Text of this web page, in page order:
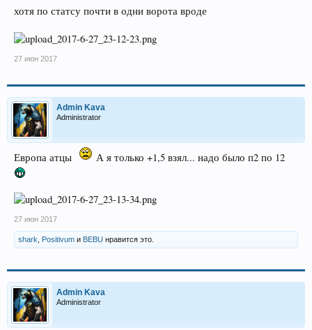
хотя по статсу почти в одни ворота вроде
27 июн 2017
Admin Kava
Administrator
Европа атцы А я только +1,5 взял... надо было п2 по 12
27 июн 2017
shark Positivum и BEBU нравится это.
Admin Kava
Administrator